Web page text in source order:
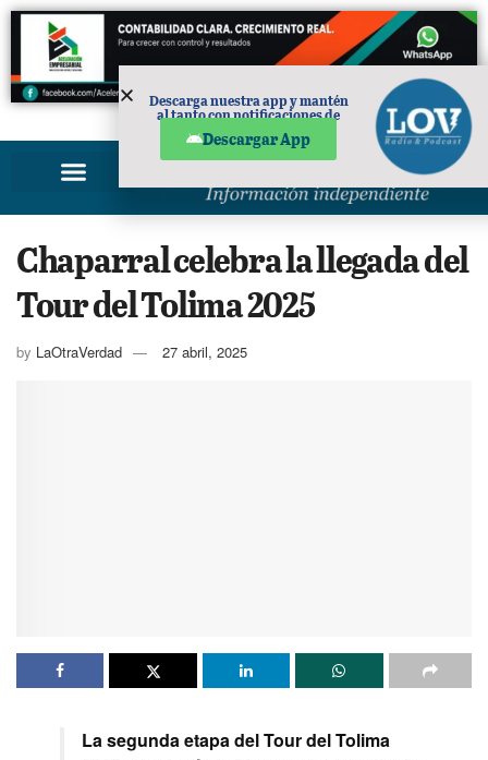
PUBLICIDAD
Chaparral celebra la llegada del
Tour del Tolima 2025
by LaOtraVerdad 27 abril, 2025
La segunda etapa del Tour del Tolima
Descarga nuestra app y mantén
al tanto con notificaciones de
Descargar App